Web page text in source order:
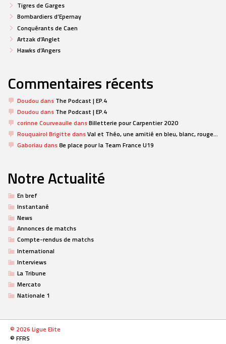
Tigres de Garges
Bombardiers d’Epernay
Conquérants de Caen
Artzak d’Anglet
Hawks d’Angers
Commentaires récents
Doudou dans The Podcast | EP.4
Doudou dans The Podcast | EP.4
corinne Courveaulle dansBilletterie pour Carpentier 2020
Rouquairol Brigitte dansVal et Théo, une amitié en bleu, blanc, rouge…
Gaboriau dans8e place pour la Team France U19
Notre Actualité
En bref
Instantané
News
Annonces de matchs
Compte-rendus de matchs
International
Interviews
La Tribune
Mercato
Nationale 1
© 2026 Ligue Elite
© FFRS